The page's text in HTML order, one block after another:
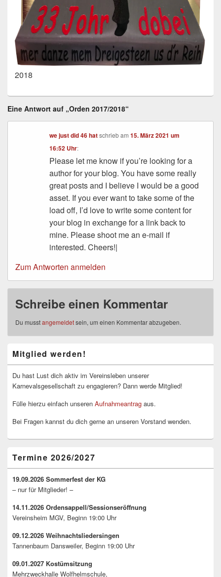
2018
Eine Antwort auf „Orden 2017/2018“
we just did 46 hat schriebam15. März 2021 um
16:52 Uhr:
Please let me know if you’re looking for a
author for your blog. You have some really
great posts and I believe I would be a good
asset. If you ever want to take some of the
load off, I’d love to write some content for
your blog in exchange for a link back to
mine. Please shoot me an e-mail if
interested. Cheers!|
Zum Antworten anmelden
Schreibe einen Kommentar
Du musstangemeldetsein, um einen Kommentar abzugeben.
Seitenleisten-
Widgetbereich
Mitglied werden!
Du hast Lust dich aktiv im Vereinsleben unserer
Karnevalsgesellschaft zu engagieren? Dann werde Mitglied!
Fülle hierzu einfach unseren Aufnahmeantrag aus.
Bei Fragen kannst du dich gerne an unseren Vorstand wenden.
Termine 2026/2027
19.09.2026 Sommerfest der KG
– nur für Mitglieder! –
14.11.2026 Ordensappell/Sessionseröffnung
Vereinsheim MGV, Beginn 19:00 Uhr
09.12.2026 Weihnachtsliedersingen
Tannenbaum Dansweiler, Beginn 19:00 Uhr
09.01.2027 Kostümsitzung
Mehrzweckhalle Wolfhelmschule,